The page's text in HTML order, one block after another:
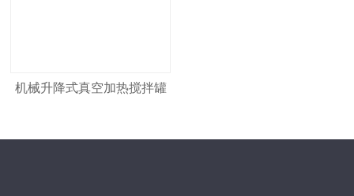
机械升降式真空加热搅拌罐